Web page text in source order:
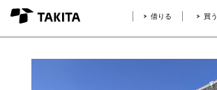
借りる 買う